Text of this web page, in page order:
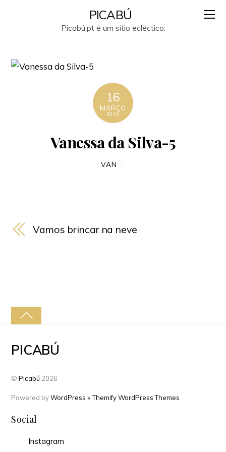
PICABÚ
Picabú.pt é um sítio ecléctico.
16
MARÇO
2016
Vanessa da Silva-5
VAN
Vamos brincar na neve
PICABÚ
©Picabú 2026
Powered byWordPress •Themify WordPress Themes
Social
Instagram